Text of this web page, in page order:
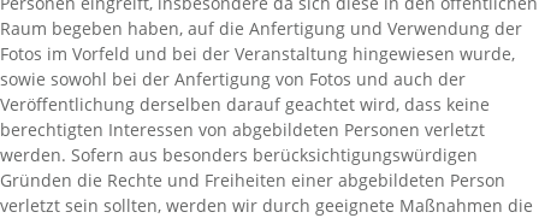
Raum begeben haben, auf die Anfertigung und Verwendung der
Fotos im Vorfeld und bei der Veranstaltung hingewiesen wurde,
sowie sowohl bei der Anfertigung von Fotos und auch der
Veröffentlichung derselben darauf geachtet wird, dass keine
berechtigten Interessen von abgebildeten Personen verletzt
werden. Sofern aus besonders berücksichtigungswürdigen
Gründen die Rechte und Freiheiten einer abgebildeten Person
verletzt sein sollten, werden wir durch geeignete Maßnahmen die